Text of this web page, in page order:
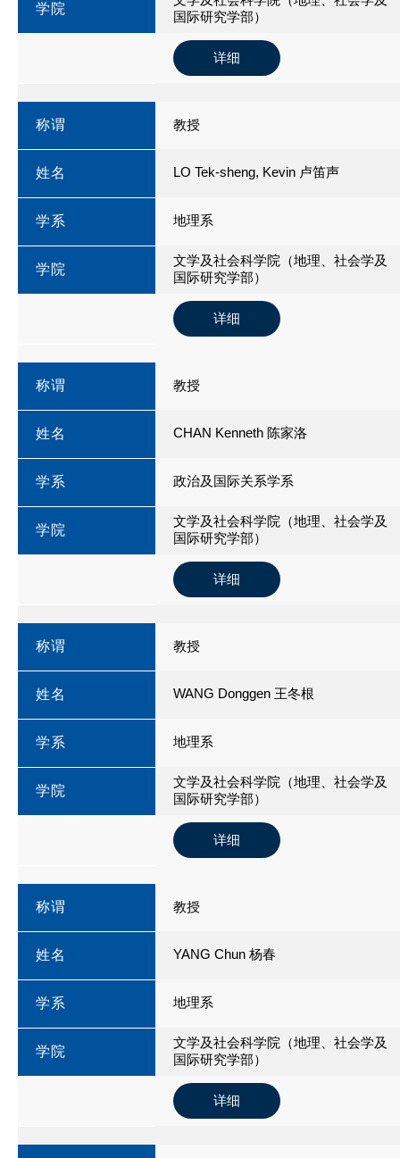
学院
国际研究学部）
详细
称谓 教授
姓名 LO Tek-sheng, Kevin 卢笛声
学系 地理系
学院
文学及社会科学院（地理、社会学及
国际研究学部）
详细
称谓 教授
姓名 CHAN Kenneth 陈家洛
学系 政治及国际关系学系
学院
文学及社会科学院（地理、社会学及
国际研究学部）
详细
称谓 教授
姓名 WANG Donggen 王冬根
学系 地理系
学院
文学及社会科学院（地理、社会学及
国际研究学部）
详细
称谓 教授
姓名 YANG Chun 杨春
学系 地理系
学院
文学及社会科学院（地理、社会学及
国际研究学部）
详细